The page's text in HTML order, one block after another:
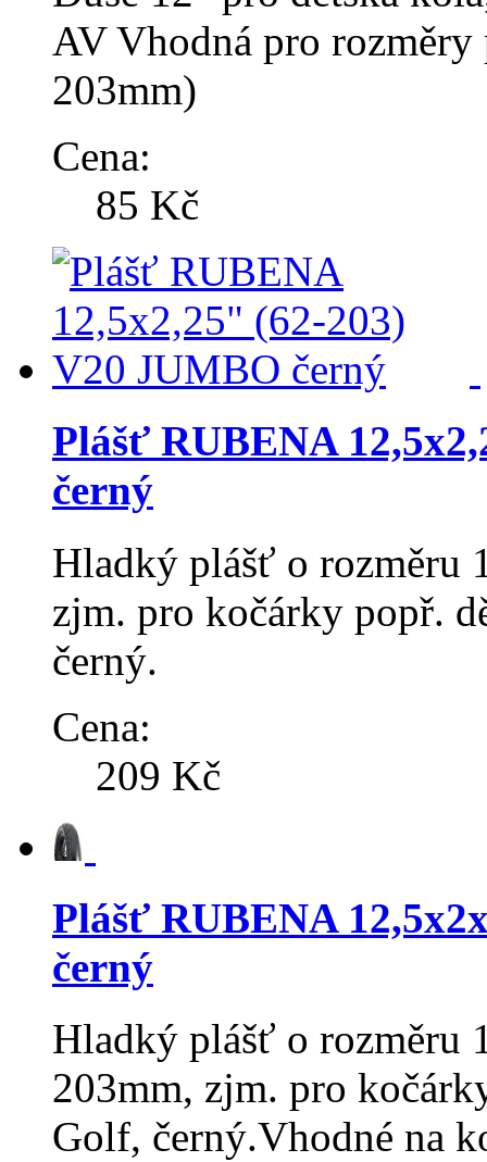
AV Vhodná pro
203mm)
Cena:
85 Kč
Plášť RUBENA
černý
Hladký plášť o rozměru
zjm. pro kočárky popř.
černý.
Cena:
209 Kč
Plášť RUBENA
černý
Hladký plášť o rozměru
203mm, zjm. pro
Golf, černý.Vhodné na